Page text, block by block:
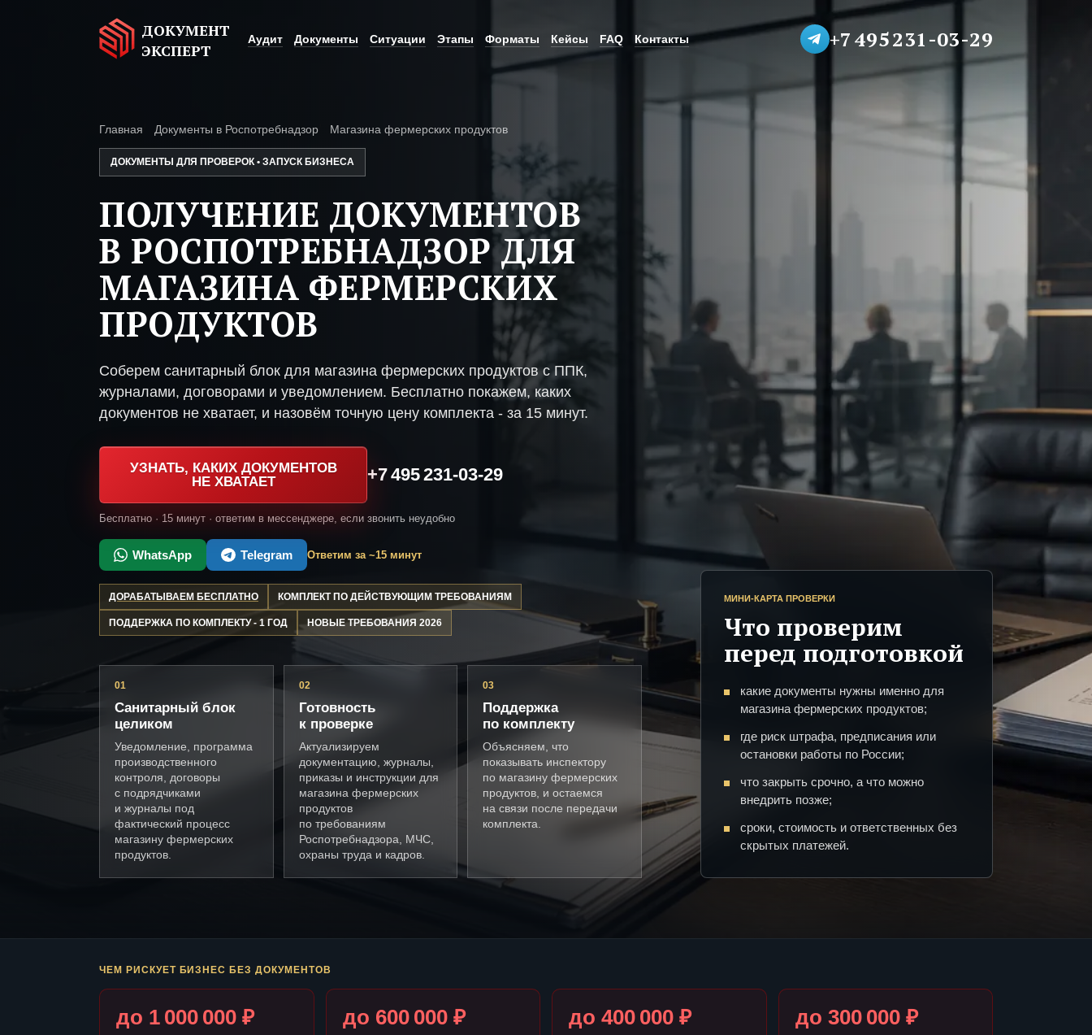
ДОКУМЕНТ
ЭКСПЕРТ
Аудит Документы Ситуации Этапы Форматы Кейсы FAQ Контакты +7 495 231-03-29
Главная Документы в Роспотребнадзор Магазина фермерских продуктов
ДОКУМЕНТЫ ДЛЯ ПРОВЕРОК • ЗАПУСК БИЗНЕСА
ПОЛУЧЕНИЕ ДОКУМЕНТОВ
В РОСПОТРЕБНАДЗОР ДЛЯ
МАГАЗИНА ФЕРМЕРСКИХ
ПРОДУКТОВ
Соберем санитарный блок для магазина фермерских продуктов с ППК,
журналами, договорами и уведомлением. Бесплатно покажем, каких
документов не хватает, и назовём точную цену комплекта - за 15 минут.
УЗНАТЬ, КАКИХ ДОКУМЕНТОВ
НЕ ХВАТАЕТ
+7 495 231-03-29
Бесплатно · 15 минут · ответим в мессенджере, если звонить неудобно
WhatsApp Telegram Ответим за ~15 минут
ДОРАБАТЫВАЕМ БЕСПЛАТНО КОМПЛЕКТ ПО ДЕЙСТВУЮЩИМ ТРЕБОВАНИЯМ
ПОДДЕРЖКА ПО КОМПЛЕКТУ - 1 ГОД НОВЫЕ ТРЕБОВАНИЯ 2026
01
Санитарный блок
целиком
Уведомление, программа
производственного
контроля, договоры
с подрядчиками
и журналы под
фактический процесс
магазину фермерских
продуктов.
02
Готовность
к проверке
Актуализируем
документацию, журналы,
приказы и инструкции для
магазина фермерских
продуктов
по требованиям
Роспотребнадзора, МЧС,
охраны труда и кадров.
03
Поддержка
по комплекту
Объясняем, что
показывать инспектору
по магазину фермерских
продуктов, и остаемся
на связи после передачи
комплекта.
МИНИ-КАРТА ПРОВЕРКИ
Что проверим
перед подготовкой
какие документы нужны именно для
магазина фермерских продуктов;
где риск штрафа, предписания или
остановки работы по России;
что закрыть срочно, а что можно
внедрить позже;
сроки, стоимость и ответственных без
скрытых платежей.
ЧЕМ РИСКУЕТ БИЗНЕС БЕЗ ДОКУМЕНТОВ
до 1 000 000 ₽ до 600 000 ₽ до 400 000 ₽ до 300 000 ₽